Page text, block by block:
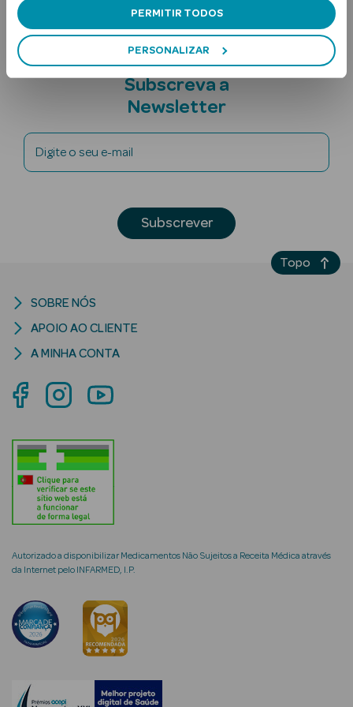
PERMITIR TODOS
PERSONALIZAR
Ver Tudo
Solares
Solares Bebé e
Criança
Rosto e
Ver Tudo
Cosmética
Hidratantes
Séruns Faciais
Creme de Olhos
envelhecimento
Subscreva a
Newsletter
Digite o seu e-mail
Subscrever
Autorizado a disponibilizar Medicamentos Não Sujeitos a Receita Médica através
da Internet pelo INFARMED, I.P.
SOBRE NÓS
APOIO AO CLIENTE
A MINHA CONTA
Topo